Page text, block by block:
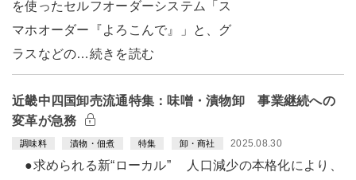
を使ったセルフオーダーシステム「ス
マホオーダー『よろこんで』」と、グ
ラスなどの…続きを読む
近畿中四国卸売流通特集：味噌・漬物卸 事業継続への
変革が急務
調味料 漬物・佃煮 特集 卸・商社 2025.08.30
●求められる新“ローカル” 人口減少の本格化により、